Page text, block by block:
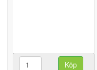
Köp